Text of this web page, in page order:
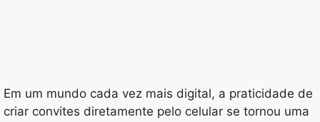
Em um mundo cada vez mais digital, a praticidade de
criar convites diretamente pelo celular se tornou uma